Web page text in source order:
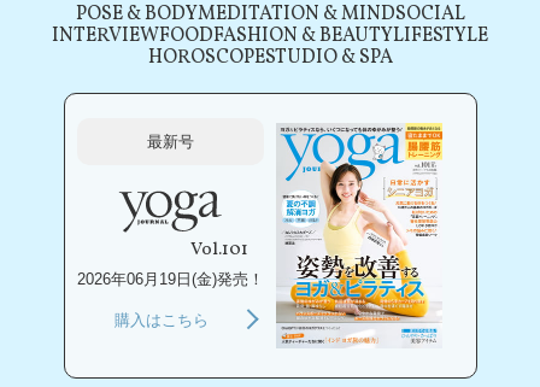
POSE & BODYMEDITATION & MINDSOCIAL
INTERVIEWFOODFASHION & BEAUTYLIFESTYLE
HOROSCOPESTUDIO & SPA
最新号
Vol.101
2026年06月19日(金)発売！
購入はこちら